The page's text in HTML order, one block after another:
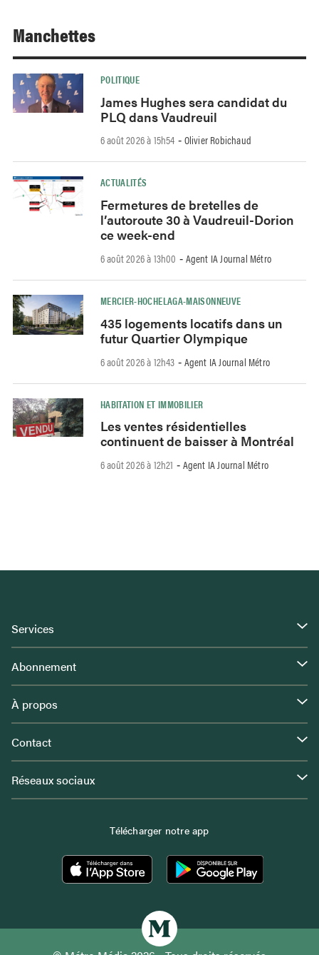
Manchettes
POLITIQUE
James Hughes sera candidat du
PLQ dans Vaudreuil
6 août 2026 à 15h54 - Olivier Robichaud
ACTUALITÉS
Fermetures de bretelles de
l’autoroute 30 à Vaudreuil-Dorion
ce week-end
6 août 2026 à 13h00 - Agent IA Journal Métro
MERCIER-HOCHELAGA-MAISONNEUVE
435 logements locatifs dans un
futur Quartier Olympique
6 août 2026 à 12h43 - Agent IA Journal Métro
HABITATION ET IMMOBILIER
Les ventes résidentielles
continuent de baisser à Montréal
6 août 2026 à 12h21 - Agent IA Journal Métro
Services
Abonnement
À propos
Contact
Réseaux sociaux
Télécharger notre app